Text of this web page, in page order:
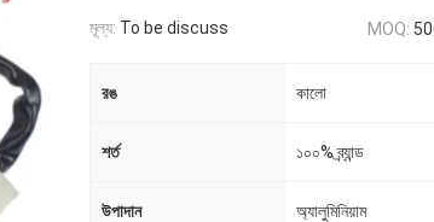
মূল্য: To be discuss MOQ:
রঙ কালো
শর্ত ১০০% ব্র্যান্ড
উপাদান অ্যালুমিনিয়াম